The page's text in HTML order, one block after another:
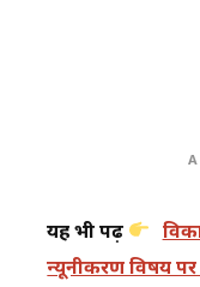
यह भी पढ़ें
न्यूनीकरण विषय